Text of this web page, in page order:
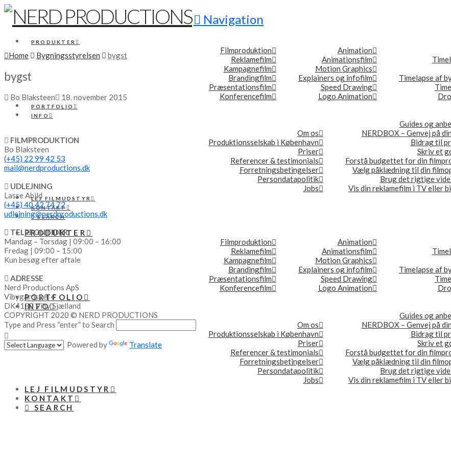
Navigation
PRODUKTER
Filmproduktion
Reklamefilm
Kampagnefilm
Brandingfilm
Præsentationsfilm
Konferencefilm
Animation
Animationsfilm
Motion Graphics
Explainers og infofilm
Speed Drawing
Logo Animation
Timelapse af
PORTFOLIO
INFO
Om os
Produktionsselskab i København
Priser
Referencer & testimonials
Forretningsbetingelser
Persondatapolitik
Jobs
Guides og
NERDBOX – Genvej på
Bidrag til
Skriv et
Forstå budgettet for din
Vælg påklædning til din
Brug det rigtige
Vis din reklamefilm i TV eller
LEJ FILMUDSTYR
KONTAKT
SEARCH
PRODUKTER
Filmproduktion
Reklamefilm
Kampagnefilm
Brandingfilm
Præsentationsfilm
Konferencefilm
Animation
Animationsfilm
Motion Graphics
Explainers og infofilm
Speed Drawing
Logo Animation
Timelapse af
PORTFOLIO
INFO
Om os
Produktionsselskab i København
Priser
Referencer & testimonials
Forretningsbetingelser
Persondatapolitik
Jobs
Guides og
NERDBOX – Genvej på
Bidrag til
Skriv et
Forstå budgettet for din
Vælg påklædning til din
Brug det rigtige
Vis din reklamefilm i TV eller
LEJ FILMUDSTYR
KONTAKT
SEARCH
Home Bygningsstyrelsen bygst
bygst
Bo Blaksteen 18. november 2015
FILMPRODUKTION
Bo Blaksteen
(+45) 22 99 42 53
mail@nerdproductions.dk
UDLEJNING
Lasse Abild
(+45) 40 42 74 72
udlejning@nerdproductions.dk
TELEFONTIDER
Mandag – Torsdag | 09:00 – 16:00
Fredag | 09:00 – 15:00
Kun besøg efter aftale
ADRESSE
Nerd Productions ApS
Vibygårdsvej 4
DK4130 Viby Sjælland
COPYRIGHT 2020 © NERD PRODUCTIONS
Type and Press “enter” to Search
Powered by Translate